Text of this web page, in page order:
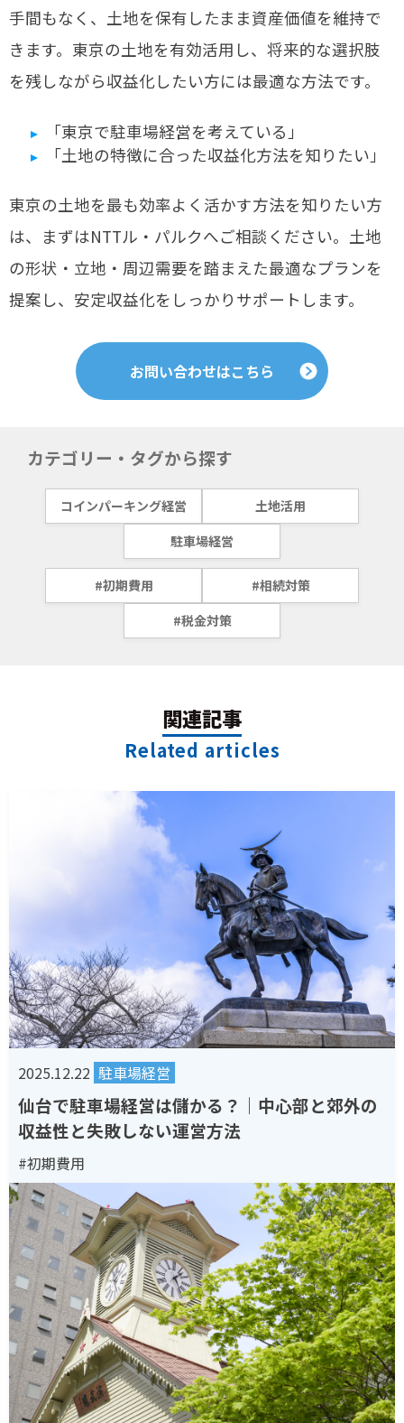
手間もなく、土地を保有したまま資産価値を維持で
きます。東京の土地を有効活用し、将来的な選択肢
を残しながら収益化したい方には最適な方法です。
「東京で駐車場経営を考えている」
「土地の特徴に合った収益化方法を知りたい」
東京の土地を最も効率よく活かす方法を知りたい方
は、まずはNTTル・パルクへご相談ください。土地
の形状・立地・周辺需要を踏まえた最適なプランを
提案し、安定収益化をしっかりサポートします。
お問い合わせはこちら
カテゴリー・タグから探す
コインパーキング経営
土地活用
駐車場経営
#初期費用
#相続対策
#税金対策
関連記事
Related articles
2025.12.22 駐車場経営
仙台で駐車場経営は儲かる？｜中心部と郊外の
収益性と失敗しない運営方法
#初期費用